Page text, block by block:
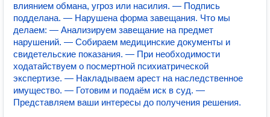
влиянием обмана, угроз или насилия. — Подпись
подделана. — Нарушена форма завещания. Что мы
делаем: — Анализируем завещание на предмет
нарушений. — Собираем медицинские документы и
свидетельские показания. — При необходимости
ходатайствуем о посмертной психиатрической
экспертизе. — Накладываем арест на наследственное
имущество. — Готовим и подаём иск в суд. —
Представляем ваши интересы до получения решения.